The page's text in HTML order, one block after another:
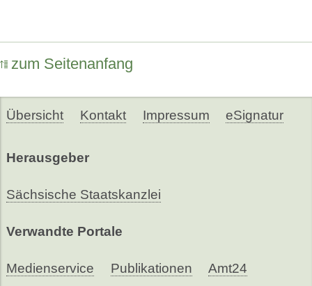
zum Seitenanfang
Übersicht Kontakt Impressum eSignatur
Herausgeber
Sächsische Staatskanzlei
Verwandte Portale
Medienservice Publikationen Amt24